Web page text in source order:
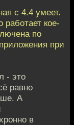
с 4.4 умеет.
кое-
по
при
- это
равно
А
в